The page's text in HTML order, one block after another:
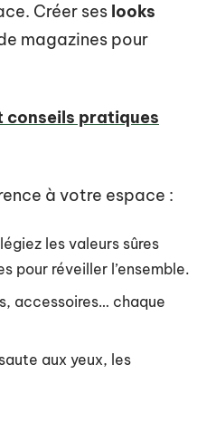
Créer ses looks
magazines pour
conseils pratiques
à votre espace :
les valeurs sûres
pour réveiller l’ensemble.
accessoires… chaque
aux yeux, les